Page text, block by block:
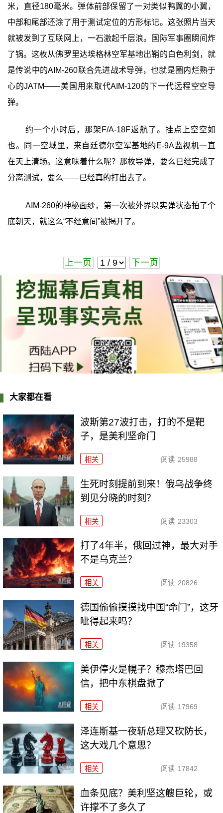
米，直径180毫米。弹体前部保留了一对类似鸭翼的小翼，
中部和尾部还涂了用于测试定位的方形标记。这张照片当天
就被发到了互联网上，一石激起千层浪。国际军事圈瞬间炸
了锅。这枚从佛罗里达埃格林空军基地出鞘的白色利剑，就
是传说中的AIM-260联合先进战术导弹，也就是圈内烂熟于
心的JATM——美国用来取代AIM-120的下一代远程空空导
弹。
约一个小时后，那架F/A-18F返航了。挂点上空空如
也。同一空域里，来自廷德尔空军基地的E-9A监视机一直
在天上清场。这意味着什么呢？那枚导弹，要么已经完成了
分离测试，要么——已经真的打出去了。
AIM-260的神秘面纱，第一次被外界以实弹状态拍了个
底朝天，就这么“不经意间”被揭开了。
上一页 下一页
大家都在看
波斯第27波打击，打的不是靶
子，是美利坚命门
相关 阅读 25988
生死时刻提前到来！俄乌战争终
到见分晓的时刻？
相关 阅读 23303
打了4年半，俄回过神，最大对手
不是乌克兰？
相关 阅读 20826
德国偷偷摸摸找中国“命门”，这牙
呲得起来吗？
相关 阅读 19358
美伊停火是幌子？穆杰塔巴回
信，把中东棋盘掀了
相关 阅读 17969
泽连斯基一夜斩总理又砍防长，
这大戏几个意思？
相关 阅读 17842
血条见底？美利坚这艘巨轮，或
许撑不了多久了